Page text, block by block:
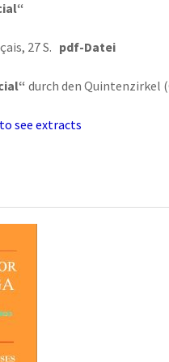
27 S. pdf-Datei
durch den Quintenzirkel
see extracts